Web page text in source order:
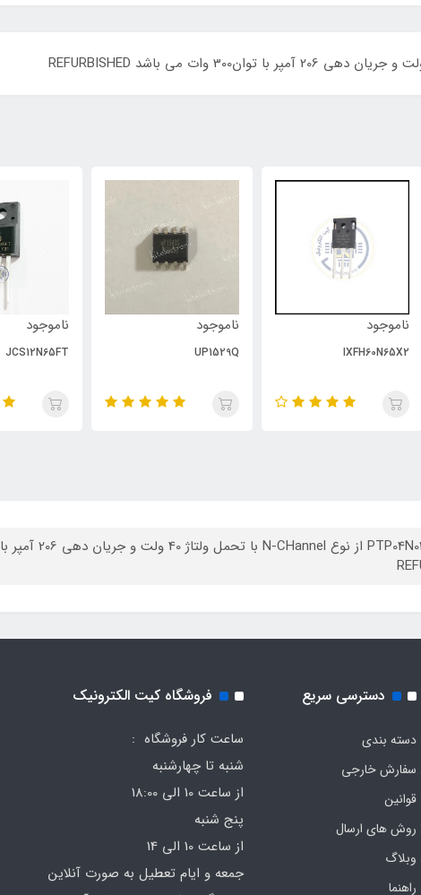
ناموجود
IXFH60N65X2
ناموجود
UP1529Q
ناموجود
JCS12N65FT
دسترسی سریع
دسته بندی
سفارش خارجی
قوانین
روش های ارسال
وبلاگ
راهنما
فروشگاه کیت الکترونیک
ساعت کار فروشگاه :
شنبه تا چهارشنبه
از ساعت 10 الی 18:00
پنج شنبه
از ساعت 10 الی 14
جمعه و ایام تعطیل به صورت آنلاین